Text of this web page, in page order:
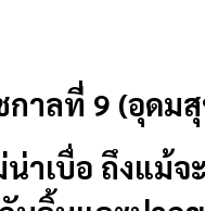
กาลที่ 9 (อุดม
าเบื่อ ถึงแม้